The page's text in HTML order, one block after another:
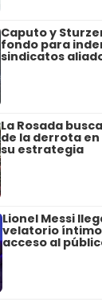
Caputo y
fondo para
sindicatos
La Rosada
de la derrota
su estrategia
Lionel Messi
velatorio íntimo
acceso al